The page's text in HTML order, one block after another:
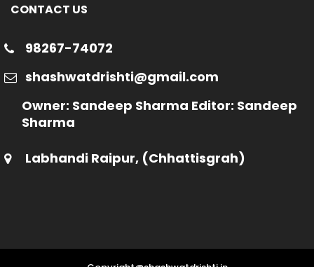
CONTACT US
98267-74072
shashwatdrishti@gmail.com
Owner: Sandeep Sharma Editor: Sandeep
Sharma
Labhandi Raipur, (Chhattisgrah)